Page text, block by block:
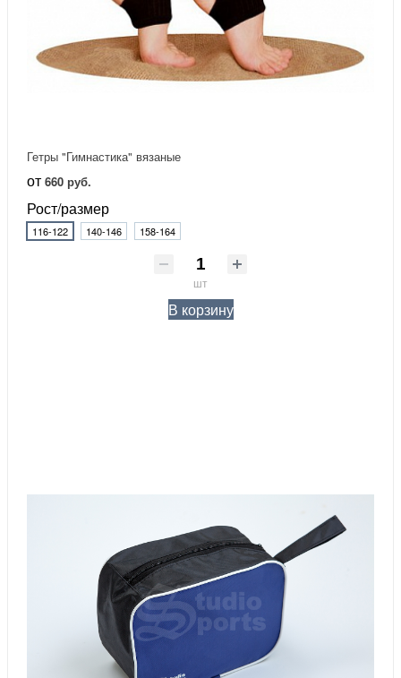
Гетры "Гимнастика" вязаные
от 660 руб.
Рост/размер
116-122 140-146 158-164
шт
В корзину